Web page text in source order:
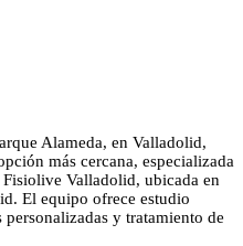
Alameda, en Valladolid,
más cercana, especializada
Valladolid, ubicada en
El equipo ofrece estudio
y tratamiento de